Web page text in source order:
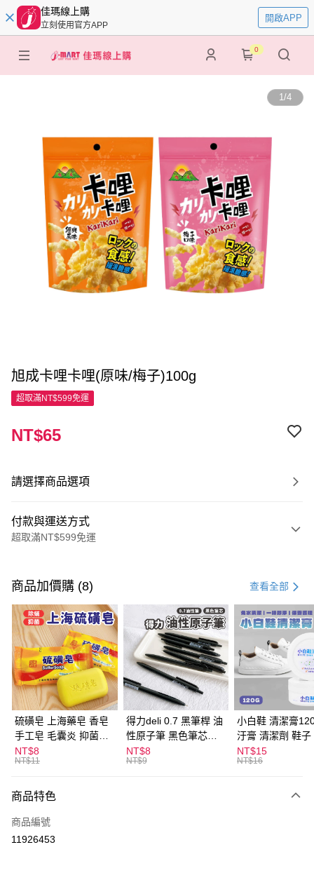
佳瑪線上購
立刻使用官方APP
開啟APP
0
1/4
旭成卡哩卡哩(原味/梅子)100g
超取滿NT$599免運
NT$65
請選擇商品選項
付款與運送方式
超取滿NT$599免運
信用卡一次付款
超商取貨付款
LINE Pay
Apple Pay
街口支付
悠遊付
ATM付款
全家取貨付款
每筆NT$60，滿NT$599(含以上)免運費
付款後全家取貨
商品加價購 (8) 查看全部
硫磺皂 上海藥皂 香皂
手工皂 毛囊炎 抑菌除
蟎 清潔護膚 去油去痘
寵物皮膚病 狗狗貓咪
NT$8
NT$11
得力deli 0.7 黑筆桿 油
性原子筆 黑色筆芯
S304
NT$8
NT$9
小白鞋 清潔膏
汙膏 清潔劑 鞋子
漬 白皮鞋 鞋油
NT$15
NT$16
商品特色
商品編號
11926453